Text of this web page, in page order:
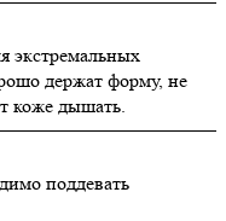
экстремальных
держат форму, не
коже дышать.
поддевать